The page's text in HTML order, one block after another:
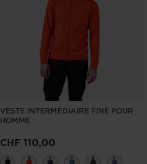
VESTE INTERMÉDIAIRE FINE POUR
HOMME
CHF 110,00